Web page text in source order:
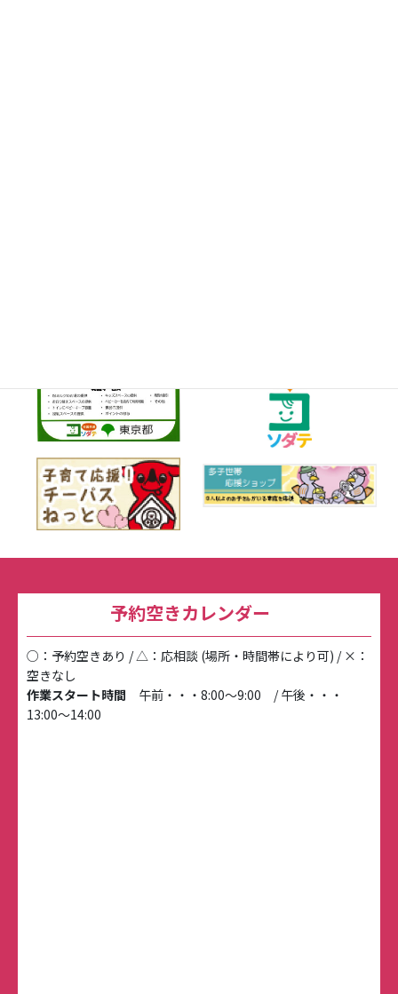
予約空きカレンダー
○：予約空きあり / △：応相談 (場所・時間帯により可) / ×：
空きなし
作業スタート時間 午前・・・8:00～9:00 / 午後・・・
13:00～14:00